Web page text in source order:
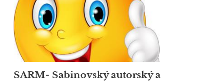
SARM- Sabinovský autorský a